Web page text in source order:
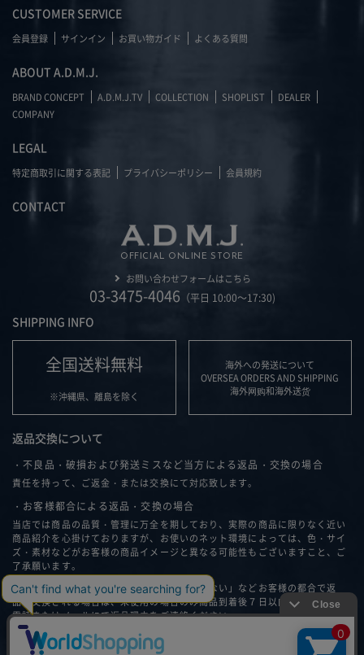
CUSTOMER SERVICE
会員登録 サインイン お買い物ガイド よくある質問
ABOUT A.D.M.J.
BRAND CONCEPT A.D.M.J.TV COLLECTION SHOPLIST
DEALER
COMPANY
LEGAL
特定商取引に関する表記 プライバシーポリシー 会員規約
CONTACT
OFFICIAL ONLINE STORE
お問い合わせフォームはこちら
03-3475-4046 （平日 10:00～17:30)
SHIPPING INFO
全国送料無料
※沖縄県、離島を除く
海外への発送について
OVERSEA ORDERS AND SHIPPING
海外网购和海外送货
返品交換について
・不良品・破損および発送ミスなど当方による返品・交換の場合
責任を持って、ご返金・または交換にて対応致します。
・お客様都合による返品・交換の場合
当店では商品の品質・管理に万全を期しており、実際の商品に限りなく近い
商品紹介を心掛けておりますが、お使いのネット環境によっては、色・サイ
ズ・素材などがお客様の商品イメージと異なる可能性もございますこと、ご
了承願います。
「思ったイメージと違う」、「サイズが合わない」などお客様の都合で返
品・交換される場合は、未使用の場合のみ商品到着後７日以内に弊社へ、お
電話またはメールにて返品理由をご連絡ください。
返品・交換について詳細はこちら